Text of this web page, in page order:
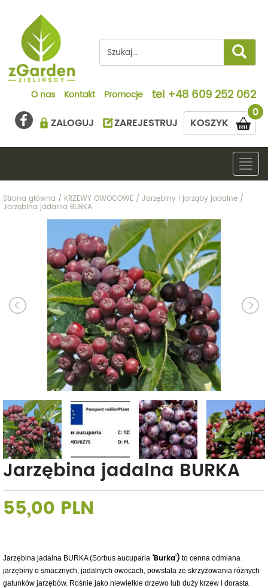
O nas Kontakt Promocje tel +48 609 252 062
0
KOSZYK
ZALOGUJ ZAREJESTRUJ
Strona główna / KRZEWY OWOCOWE / Jarzębiny i jarząby jadalne /
Jarzębina jadalna BURKA
Jarzębina jadalna BURKA
55,00 PLN
Jarzębina jadalna BURKA (Sorbus aucuparia ‘Burka’) to cenna odmiana
jarzębiny o smacznych, jadalnych owocach, powstała ze skrzyżowania różnych
gatunków jarzębów. Rośnie jako niewielkie drzewo lub duży krzew i dorasta